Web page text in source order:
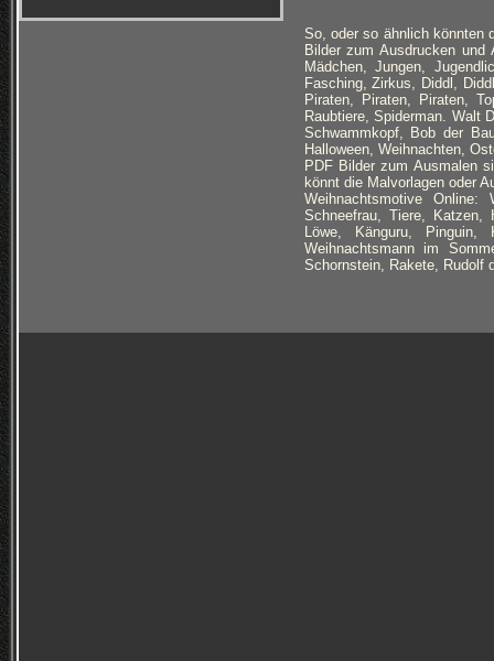
So, oder so ähnlich könnten
Bilder zum Ausdrucken und
Mädchen, Jungen,
Fasching, Zirkus, Diddl,
Piraten, Piraten, Piraten,
Raubtiere, Spiderman. Walt
Schwammkopf, Bob der
Halloween, Weihnachten,
PDF Bilder zum Ausmalen
könnt die Malvorlagen oder
Weihnachtsmotive Online:
Schneefrau, Tiere, Katzen,
Löwe, Känguru, Pinguin,
Weihnachtsmann im
Schornstein, Rakete, Rudolf